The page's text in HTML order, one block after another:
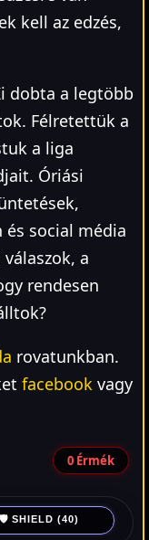
kell az edzés,
dobta a legtöbb
Félretettük a
a liga
Óriási
és social média
a
rendesen
rovatunkban.
facebook vagy
0 Érmék
🛡️ SHIELD (40)